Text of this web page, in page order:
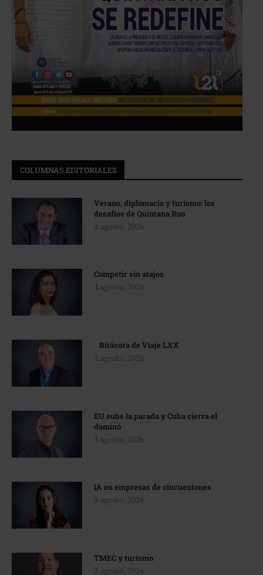
COLUMNAS EDITORIALES
Verano, diplomacia y turismo: los
desafíos de Quintana Roo
4 agosto, 2026
Competir sin atajos
4 agosto, 2026
Bitácora de Viaje LXX
3 agosto, 2026
EU sube la parada y Cuba cierra el
dominó
3 agosto, 2026
IA en empresas de cincuentones
3 agosto, 2026
TMEC y turismo
3 agosto, 2026